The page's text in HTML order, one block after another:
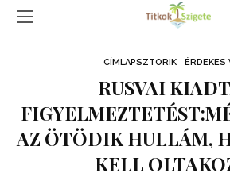
CÍMLAPSZTORIK ÉRDEKES
RUSVAI
AZ ÖTÖDIK HULLÁM,
KELL